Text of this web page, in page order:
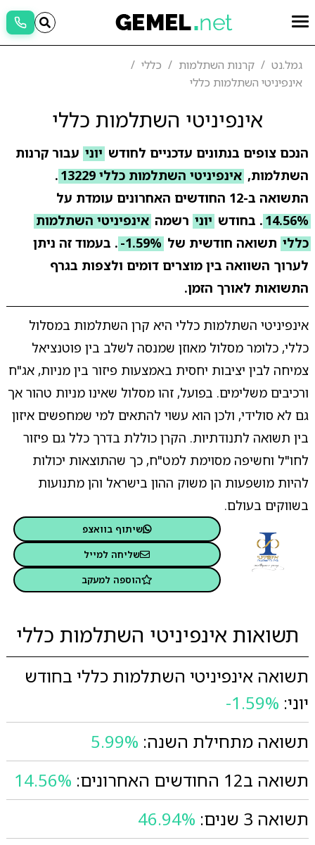
גמל.נט קרנות השתלמות
כללי
אינפיניטי השתלמות כללי
אינפיניטי השתלמות כללי
הנכם צופים בנתונים עדכניים לחודש יוני עבור קרנות
השתלמות, אינפיניטי השתלמות כללי 13229
.
התשואה ב-12 החודשים האחרונים עומדת על
14.56% . בחודש יוני רשמה אינפיניטי השתלמות
כללי תשואה חודשית של -1.59% . בעמוד זה ניתן
לערוך השוואה בין מוצרים דומים ולצפות בגרף
התשואות לאורך הזמן.
אינפיניטי השתלמות כללי היא קרן השתלמות במסלול
כללי, כלומר מסלול מאוזן שמנסה לשלב בין פוטנציאל
צמיחה לבין יציבות יחסית באמצעות פיזור בין מניות, אג"ח
ורכיבים משלימים. בפועל, זהו מסלול שאינו מניות טהור אך
גם לא סולידי, ולכן הוא עשוי להתאים למי שמחפשים איזון
בין תשואה לתנודתיות. הקרן כוללת בדרך כלל גם פיזור
לחו"ל וחשיפה מסוימת למט"ח, כך שהתוצאות יכולות
להיות מושפעות הן משוק ההון בישראל והן מתנועות
בשווקים בעולם.
שיתוף בוואצפ
שליחה למייל
הוספה למעקב
תשואות אינפיניטי השתלמות כללי
תשואה אינפיניטי השתלמות כללי בחודש
יוני: -1.59%
תשואה מתחילת השנה: 5.99%
תשואה ב12 החודשים האחרונים:
14.56%
תשואה 3 שנים:
46.94%